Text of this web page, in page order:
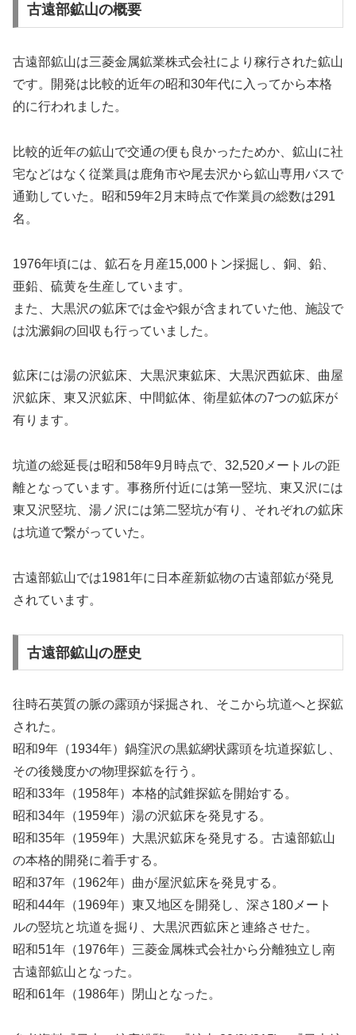
古遠部鉱山の概要
古遠部鉱山は三菱金属鉱業株式会社により稼行された鉱山
です。開発は比較的近年の昭和30年代に入ってから本格
的に行われました。
比較的近年の鉱山で交通の便も良かったためか、鉱山に社
宅などはなく従業員は鹿角市や尾去沢から鉱山専用バスで
通勤していた。昭和59年2月末時点で作業員の総数は291
名。
1976年頃には、鉱石を月産15,000トン採掘し、銅、鉛、
亜鉛、硫黄を生産しています。
また、大黒沢の鉱床では金や銀が含まれていた他、施設で
は沈澱銅の回収も行っていました。
鉱床には湯の沢鉱床、大黒沢東鉱床、大黒沢西鉱床、曲屋
沢鉱床、東又沢鉱床、中間鉱体、衛星鉱体の7つの鉱床が
有ります。
坑道の総延長は昭和58年9月時点で、32,520メートルの距
離となっています。事務所付近には第一竪坑、東又沢には
東又沢竪坑、湯ノ沢には第二竪坑が有り、それぞれの鉱床
は坑道で繋がっていた。
古遠部鉱山では1981年に日本産新鉱物の古遠部鉱が発見
されています。
古遠部鉱山の歴史
往時石英質の脈の露頭が採掘され、そこから坑道へと探鉱
された。
昭和9年（1934年）鍋窪沢の黒鉱網状露頭を坑道探鉱し、
その後幾度かの物理探鉱を行う。
昭和33年（1958年）本格的試錐探鉱を開始する。
昭和34年（1959年）湯の沢鉱床を発見する。
昭和35年（1959年）大黒沢鉱床を発見する。古遠部鉱山
の本格的開発に着手する。
昭和37年（1962年）曲が屋沢鉱床を発見する。
昭和44年（1969年）東又地区を開発し、深さ180メート
ルの竪坑と坑道を掘り、大黒沢西鉱床と連絡させた。
昭和51年（1976年）三菱金属株式会社から分離独立し南
古遠部鉱山となった。
昭和61年（1986年）閉山となった。